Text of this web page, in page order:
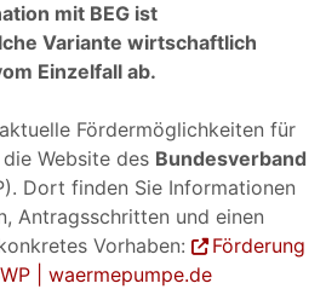
mit BEG ist
Variante wirtschaftlich
Einzelfall ab.
Fördermöglichkeiten für
Website des Bundesverband
Dort finden Sie Informationen
Antragsschritten und einen
Vorhaben:
Förderung
| waermepumpe.de